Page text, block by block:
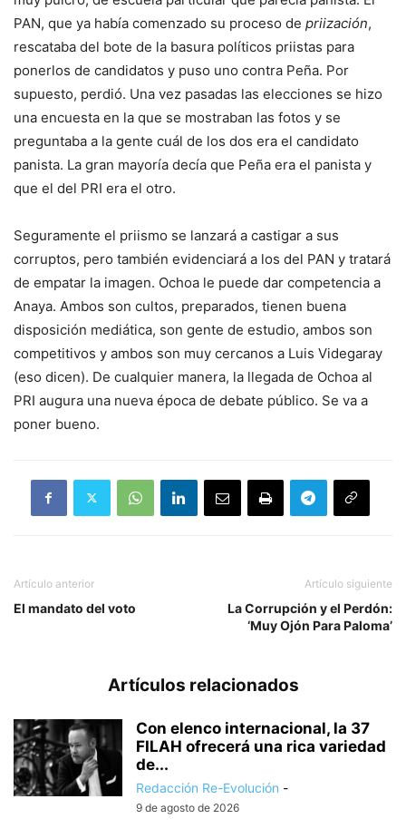
PAN, que ya había comenzado su proceso de priización,
rescataba del bote de la basura políticos priistas para
ponerlos de candidatos y puso uno contra Peña. Por
supuesto, perdió. Una vez pasadas las elecciones se hizo
una encuesta en la que se mostraban las fotos y se
preguntaba a la gente cuál de los dos era el candidato
panista. La gran mayoría decía que Peña era el panista y
que el del PRI era el otro.
Seguramente el priismo se lanzará a castigar a sus
corruptos, pero también evidenciará a los del PAN y tratará
de empatar la imagen. Ochoa le puede dar competencia a
Anaya. Ambos son cultos, preparados, tienen buena
disposición mediática, son gente de estudio, ambos son
competitivos y ambos son muy cercanos a Luis Videgaray
(eso dicen). De cualquier manera, la llegada de Ochoa al
PRI augura una nueva época de debate público. Se va a
poner bueno.
Artículo anterior
El mandato del voto
Artículo siguiente
La Corrupción y el Perdón:
‘Muy Ojón Para Paloma’
Artículos relacionados
Con elenco internacional, la 37
FILAH ofrecerá una rica variedad
de...
Redacción Re-Evolución -
9 de agosto de 2026